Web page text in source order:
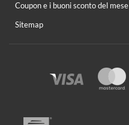
Coupon e i buoni sconto del mese
Sitemap